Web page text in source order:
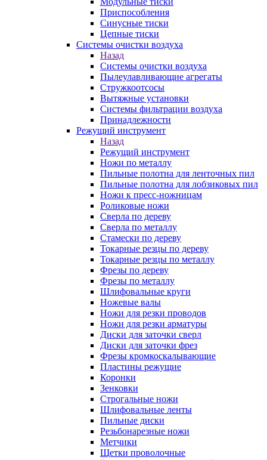
Приспособления
Синусные тиски
Цепные тиски
Системы очистки воздуха
Назад
Системы очистки воздуха
Пылеулавливающие агрегаты
Стружкоотсосы
Вытяжные установки
Системы фильтрации воздуха
Принадлежности
Режущий инструмент
Назад
Режущий инструмент
Ножи по металлу
Пильные полотна для ленточных пил
Пильные полотна для лобзиковых пил
Ножи к пресс-ножницам
Роликовые ножи
Сверла по дереву
Сверла по металлу
Стамески по дереву
Токарные резцы по дереву
Токарные резцы по металлу
Фрезы по дереву
Фрезы по металлу
Шлифовальные круги
Ножевые валы
Ножи для резки проводов
Ножи для резки арматуры
Диски для заточки сверл
Диски для заточки фрез
Фрезы кромкоскалывающие
Пластины режущие
Коронки
Зенковки
Строгальные ножи
Шлифовальные ленты
Пильные диски
Резьбонарезные ножи
Метчики
Щетки проволочные